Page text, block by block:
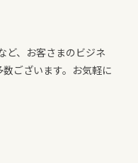
ど、お客さまのビジネ
ございます。お気軽に